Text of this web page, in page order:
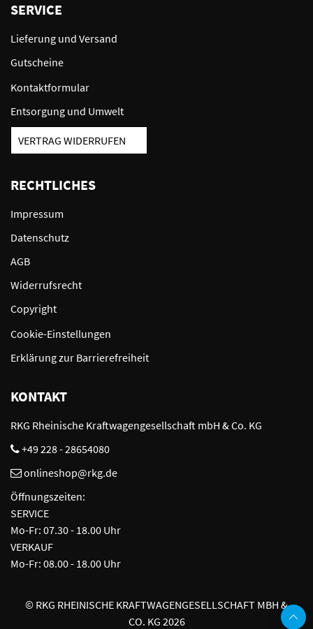
SERVICE
Lieferung und Versand
Gutscheine
Kontaktformular
Entsorgung und Umwelt
VERTRAG WIDERRUFEN
RECHTLICHES
Impressum
Datenschutz
AGB
Widerrufsrecht
Copyright
Cookie-Einstellungen
Erklärung zur Barrierefreiheit
KONTAKT
RKG Rheinische Kraftwagengesellschaft mbH & Co. KG
+49 228 - 28654080
onlineshop@rkg.de
Öffnungszeiten:
SERVICE
Mo-Fr: 07.30 - 18.00 Uhr
VERKAUF
Mo-Fr: 08.00 - 18.00 Uhr
© RKG RHEINISCHE KRAFTWAGENGESELLSCHAFT MBH &
CO. KG 2026